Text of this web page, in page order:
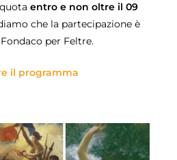
entro e non oltre il 09
che la partecipazione è
per Feltre.
il programma